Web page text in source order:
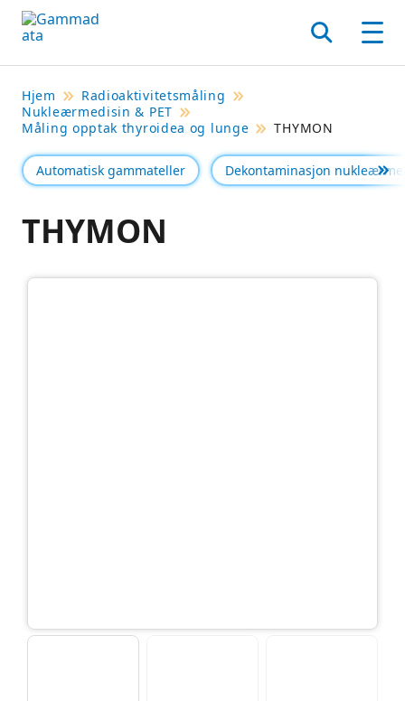
Hopp
til
Søk
Hjem
Radioaktivitetsmåling
Nukleærmedisin & PET
Måling opptak thyroidea og lunge
THYMON
Automatisk gammateller Dekontaminasjon Se
THYMON